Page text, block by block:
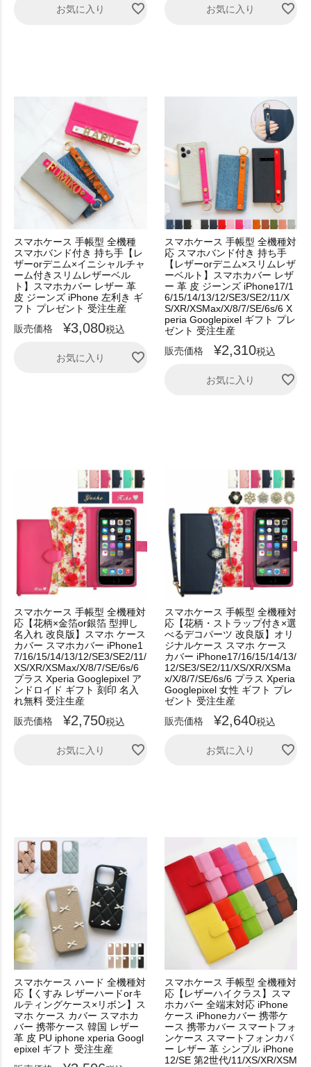
お気に入り お気に入り
スマホケース 手帳型 全機種
スマホバンド付き 持ち手【レ
ザーorデニム×イニシャルチャ
ーム付きスリムレザーベル
ト】スマホカバー レザー 革
皮 ジーンズ iPhone 左利き ギ
フト プレゼント 受注生産
販売価格
¥3,080税込
お気に入り
スマホケース 手帳型 全機種対
応 スマホバンド付き 持ち手
【レザーorデニム×スリムレザ
ーベルト】スマホカバー レザ
ー 革 皮 ジーンズ iPhone17/1
6/15/14/13/12/SE3/SE2/11/X
S/XR/XSMax/X/8/7/SE/6s/6 X
peria Googlepixel ギフト プレ
ゼント 受注生産
販売価格
¥2,310税込
お気に入り
スマホケース 手帳型 全機種対
応【花柄×金箔or銀箔 型押し
名入れ 改良版】スマホ ケース
カバー スマホカバー iPhone1
7/16/15/14/13/12/SE3/SE2/11/
XS/XR/XSMax/X/8/7/SE/6s/6
プラス Xperia Googlepixel ア
ンドロイド ギフト 刻印 名入
れ無料 受注生産
販売価格
¥2,750税込
お気に入り
スマホケース 手帳型 全機種対
応【花柄・ストラップ付き×選
べるデコパーツ 改良版】オリ
ジナルケース スマホ ケース
カバー iPhone17/16/15/14/13/
12/SE3/SE2/11/XS/XR/XSMa
x/X/8/7/SE/6s/6 プラス Xperia
Googlepixel 女性 ギフト プレ
ゼント 受注生産
販売価格
¥2,640税込
お気に入り
スマホケース ハード 全機種対
応【くすみ レザーハードorキ
ルティングケース×リボン】ス
マホ ケース カバー スマホカ
バー 携帯ケース 韓国 レザー
革 皮 PU iphone xperia Googl
epixel ギフト 受注生産
スマホケース 手帳型 全機種対
応【レザーハイクラス】スマ
ホカバー 全端末対応 iPhone
ケース iPhoneカバー 携帯ケ
ース 携帯カバー スマートフォ
ンケース スマートフォンカバ
ー レザー 革 シンプル iPhone
12/SE 第2世代/11/XS/XR/XSM